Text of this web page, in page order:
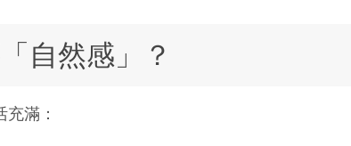
自然感」？
滿：